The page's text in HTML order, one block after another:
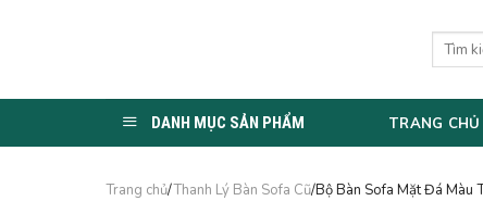
Tìm
DANH MỤC SẢN PHẨM TRANG CHỦ
Trang chủ/Thanh Lý Bàn Sofa Cũ/Bộ Bàn Sofa Mặt Đá Màu